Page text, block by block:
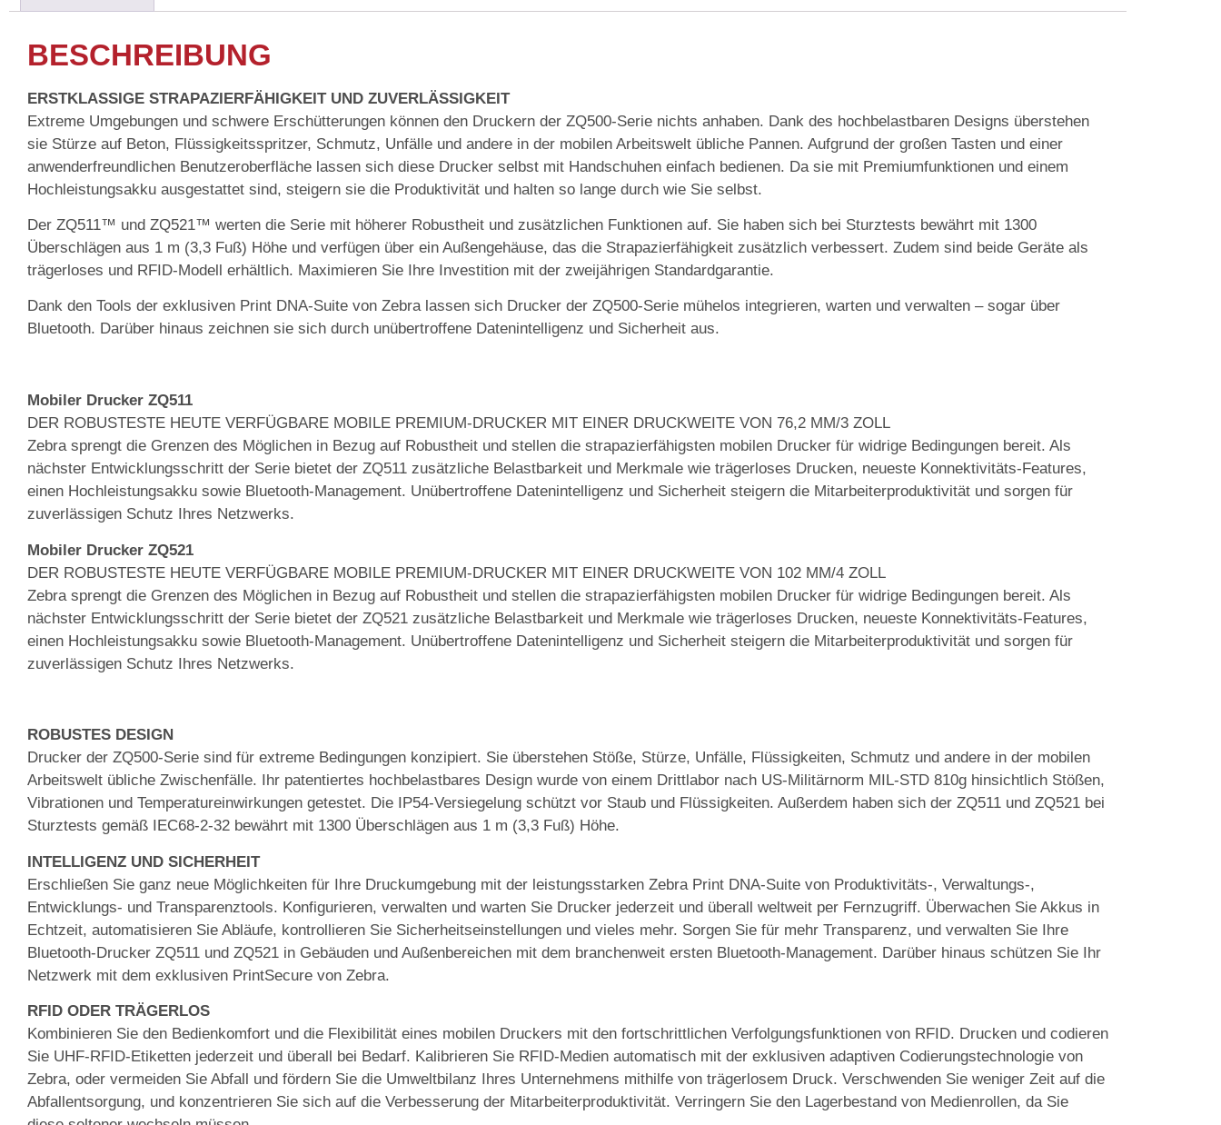
BESCHREIBUNG
ERSTKLASSIGE STRAPAZIERFÄHIGKEIT UND ZUVERLÄSSIGKEIT
Extreme Umgebungen und schwere Erschütterungen können den Druckern der ZQ500-Serie nichts anhaben. Dank des hochbelastbaren Designs überstehen
sie Stürze auf Beton, Flüssigkeitsspritzer, Schmutz, Unfälle und andere in der mobilen Arbeitswelt übliche Pannen. Aufgrund der großen Tasten und einer
anwenderfreundlichen Benutzeroberfläche lassen sich diese Drucker selbst mit Handschuhen einfach bedienen. Da sie mit Premiumfunktionen und einem
Hochleistungsakku ausgestattet sind, steigern sie die Produktivität und halten so lange durch wie Sie selbst.
Der ZQ511™ und ZQ521™ werten die Serie mit höherer Robustheit und zusätzlichen Funktionen auf. Sie haben sich bei Sturztests bewährt mit 1300
Überschlägen aus 1 m (3,3 Fuß) Höhe und verfügen über ein Außengehäuse, das die Strapazierfähigkeit zusätzlich verbessert. Zudem sind beide Geräte als
trägerloses und RFID-Modell erhältlich. Maximieren Sie Ihre Investition mit der zweijährigen Standardgarantie.
Dank den Tools der exklusiven Print DNA-Suite von Zebra lassen sich Drucker der ZQ500-Serie mühelos integrieren, warten und verwalten – sogar über
Bluetooth. Darüber hinaus zeichnen sie sich durch unübertroffene Datenintelligenz und Sicherheit aus.
Mobiler Drucker ZQ511
DER ROBUSTESTE HEUTE VERFÜGBARE MOBILE PREMIUM-DRUCKER MIT EINER DRUCKWEITE VON 76,2 MM/3 ZOLL
Zebra sprengt die Grenzen des Möglichen in Bezug auf Robustheit und stellen die strapazierfähigsten mobilen Drucker für widrige Bedingungen bereit. Als
nächster Entwicklungsschritt der Serie bietet der ZQ511 zusätzliche Belastbarkeit und Merkmale wie trägerloses Drucken, neueste Konnektivitäts-Features,
einen Hochleistungsakku sowie Bluetooth-Management. Unübertroffene Datenintelligenz und Sicherheit steigern die Mitarbeiterproduktivität und sorgen für
zuverlässigen Schutz Ihres Netzwerks.
Mobiler Drucker ZQ521
DER ROBUSTESTE HEUTE VERFÜGBARE MOBILE PREMIUM-DRUCKER MIT EINER DRUCKWEITE VON 102 MM/4 ZOLL
Zebra sprengt die Grenzen des Möglichen in Bezug auf Robustheit und stellen die strapazierfähigsten mobilen Drucker für widrige Bedingungen bereit. Als
nächster Entwicklungsschritt der Serie bietet der ZQ521 zusätzliche Belastbarkeit und Merkmale wie trägerloses Drucken, neueste Konnektivitäts-Features,
einen Hochleistungsakku sowie Bluetooth-Management. Unübertroffene Datenintelligenz und Sicherheit steigern die Mitarbeiterproduktivität und sorgen für
zuverlässigen Schutz Ihres Netzwerks.
ROBUSTES DESIGN
Drucker der ZQ500-Serie sind für extreme Bedingungen konzipiert. Sie überstehen Stöße, Stürze, Unfälle, Flüssigkeiten, Schmutz und andere in der mobilen
Arbeitswelt übliche Zwischenfälle. Ihr patentiertes hochbelastbares Design wurde von einem Drittlabor nach US-Militärnorm MIL-STD 810g hinsichtlich Stößen,
Vibrationen und Temperatureinwirkungen getestet. Die IP54-Versiegelung schützt vor Staub und Flüssigkeiten. Außerdem haben sich der ZQ511 und ZQ521 bei
Sturztests gemäß IEC68-2-32 bewährt mit 1300 Überschlägen aus 1 m (3,3 Fuß) Höhe.
INTELLIGENZ UND SICHERHEIT
Erschließen Sie ganz neue Möglichkeiten für Ihre Druckumgebung mit der leistungsstarken Zebra Print DNA-Suite von Produktivitäts-, Verwaltungs-,
Entwicklungs- und Transparenztools. Konfigurieren, verwalten und warten Sie Drucker jederzeit und überall weltweit per Fernzugriff. Überwachen Sie Akkus in
Echtzeit, automatisieren Sie Abläufe, kontrollieren Sie Sicherheitseinstellungen und vieles mehr. Sorgen Sie für mehr Transparenz, und verwalten Sie Ihre
Bluetooth-Drucker ZQ511 und ZQ521 in Gebäuden und Außenbereichen mit dem branchenweit ersten Bluetooth-Management. Darüber hinaus schützen Sie Ihr
Netzwerk mit dem exklusiven PrintSecure von Zebra.
RFID ODER TRÄGERLOS
Kombinieren Sie den Bedienkomfort und die Flexibilität eines mobilen Druckers mit den fortschrittlichen Verfolgungsfunktionen von RFID. Drucken und codieren
Sie UHF-RFID-Etiketten jederzeit und überall bei Bedarf. Kalibrieren Sie RFID-Medien automatisch mit der exklusiven adaptiven Codierungstechnologie von
Zebra, oder vermeiden Sie Abfall und fördern Sie die Umweltbilanz Ihres Unternehmens mithilfe von trägerlosem Druck. Verschwenden Sie weniger Zeit auf die
Abfallentsorgung, und konzentrieren Sie sich auf die Verbesserung der Mitarbeiterproduktivität. Verringern Sie den Lagerbestand von Medienrollen, da Sie